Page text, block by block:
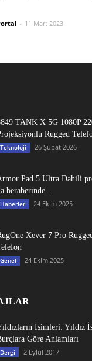
- 11 Mart 2023
TANK X 5G 1080P
Rugged
Teknoloji 26 Şubat 2026
Pad 5 Ultra Dahili
beraberinde...
Haberler 24 Ekim 2025
Xever 7 Pro
Genel 24 Ekim 2025
İsimleri: Yıldız
Göre Anlamları
Dergi 2 Eylül 2017